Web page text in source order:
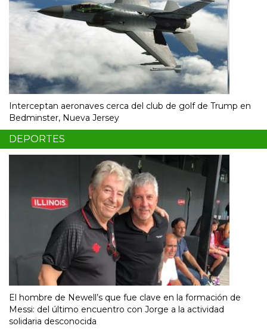
Interceptan aeronaves cerca del club de golf de Trump en
Bedminster, Nueva Jersey
DEPORTES
El hombre de Newell’s que fue clave en la formación de
Messi: del último encuentro con Jorge a la actividad
solidaria desconocida